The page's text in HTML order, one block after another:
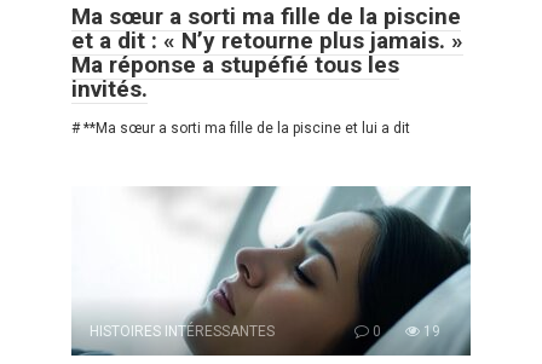
Ma sœur a sorti ma fille de la piscine
et a dit : « N’y retourne plus jamais. »
Ma réponse a stupéfié tous les
invités.
# **Ma sœur a sorti ma fille de la piscine et lui a dit
HISTOIRES INTÉRESSANTES 0 19